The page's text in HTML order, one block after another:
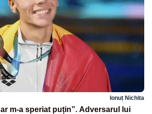
Ionuț Nichita
m-a speriat puțin”. Adversarul lui